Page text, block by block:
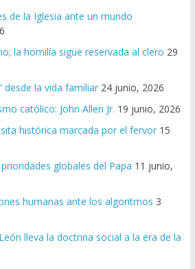
de la Iglesia ante un mundo
la homilía sigue reservada al clero 29
desde la vida familiar 24 junio, 2026
católico: John Allen Jr. 19 junio, 2026
histórica marcada por el fervor 15
globales del Papa 11 junio,
humanas ante los algoritmos 3
lleva la doctrina social a la era de la